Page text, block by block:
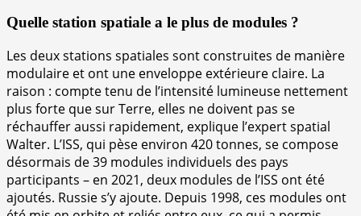
Quelle station spatiale a le plus de modules ?
Les deux stations spatiales sont construites de manière
modulaire et ont une enveloppe extérieure claire. La
raison : compte tenu de l’intensité lumineuse nettement
plus forte que sur Terre, elles ne doivent pas se
réchauffer aussi rapidement, explique l’expert spatial
Walter. L’ISS, qui pèse environ 420 tonnes, se compose
désormais de 39 modules individuels des pays
participants – en 2021, deux modules de l’ISS ont été
ajoutés. Russies’y ajoute. Depuis 1998, ces modules ont